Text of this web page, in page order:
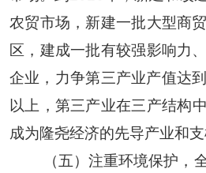
农贸市场，新建一批大型商
区，建成一批有较强影响力
企业，力争第三产业产值达到
以上，第三产业在三产结构
成为隆尧经济的先导产业和支
（五）注重环境保护，